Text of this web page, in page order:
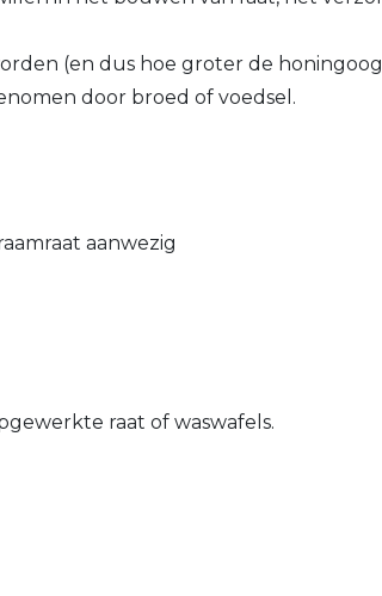
(en dus hoe groter de
door broed of voedsel.
aanwezig
raat of waswafels.